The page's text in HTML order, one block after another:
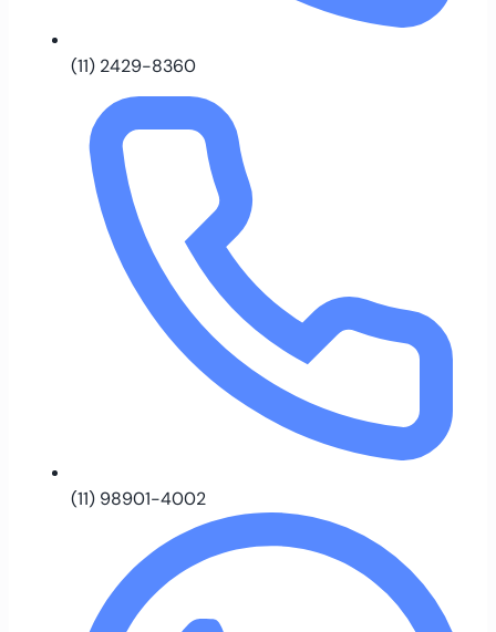
(11) 2429-8360
(11) 98901-4002